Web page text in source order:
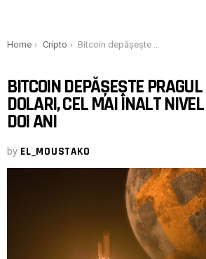
You are here:
Home Cripto Bitcoin depășește pragul de 40.000 de dolari, cel mai înalt nivel din aproape doi ani
BITCOIN DEPĂȘEȘTE
DOLARI, CEL MAI ÎNALT
DOI ANI
by EL_MOUSTAKO